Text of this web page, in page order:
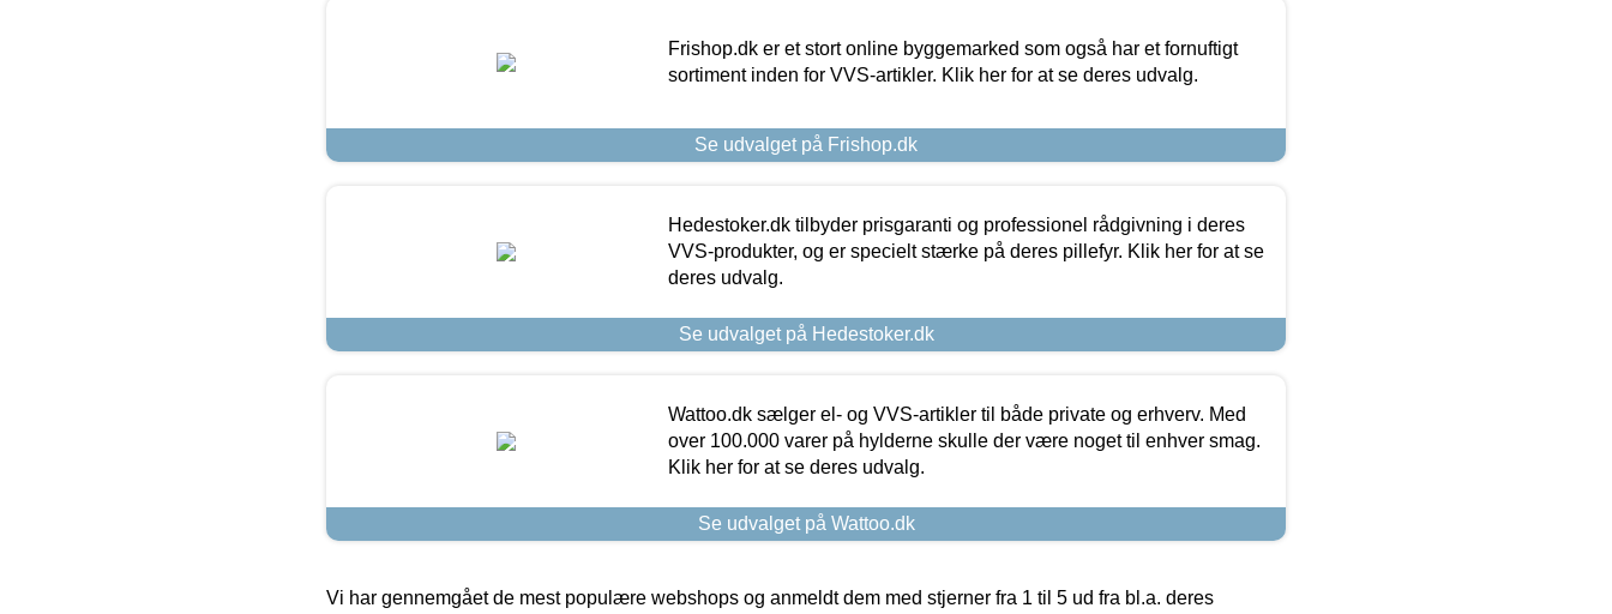
Frishop.dk er et stort online byggemarked som også har et fornuftigt
sortiment inden for VVS-artikler. Klik her for at se deres udvalg.
Se udvalget på Frishop.dk
Hedestoker.dk tilbyder prisgaranti og professionel rådgivning i deres
VVS-produkter, og er specielt stærke på deres pillefyr. Klik her for at se
deres udvalg.
Se udvalget på Hedestoker.dk
Wattoo.dk sælger el- og VVS-artikler til både private og erhverv. Med
over 100.000 varer på hylderne skulle der være noget til enhver smag.
Klik her for at se deres udvalg.
Se udvalget på Wattoo.dk
Vi har gennemgået de mest populære webshops og anmeldt dem med stjerner fra 1 til 5 ud fra bl.a. deres